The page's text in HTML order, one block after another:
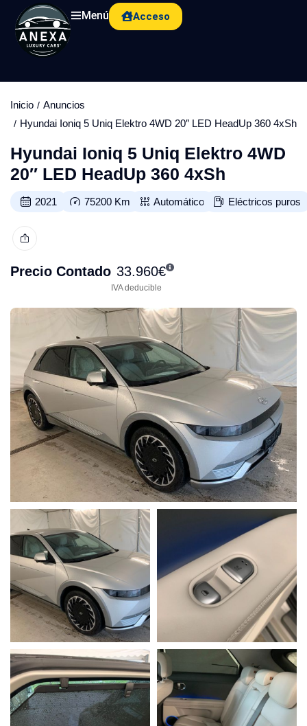
Menú Acceso
Inicio
Anuncios
Hyundai Ioniq 5 Uniq Elektro 4WD 20″ LED HeadUp 360 4xSh
Hyundai Ioniq 5 Uniq Elektro 4WD
20″ LED HeadUp 360 4xSh
2021 75200 Km Automático Eléctricos puros
Precio Contado 33.960€
IVA deducible